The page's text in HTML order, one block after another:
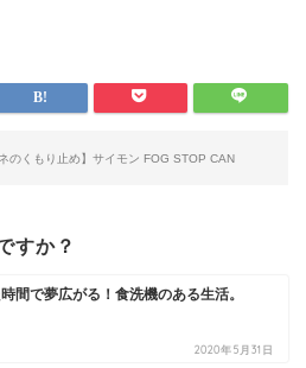
ネのくもり止め】サイモン FOG STOP CAN
すか？
間で夢広がる！食洗機のある生活。
2020年5月31日